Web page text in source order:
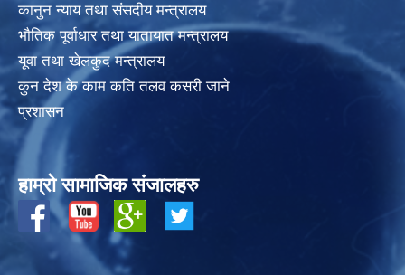
कानुन न्याय तथा संसदीय मन्त्रालय
भाैतिक पूर्वाधार तथा यातायात मन्त्रालय
यूवा तथा खेलकुद मन्त्रालय
कुन देश के काम कति तलव कसरी जाने
प्रशासन
हाम्रो सामाजिक संजालहरु